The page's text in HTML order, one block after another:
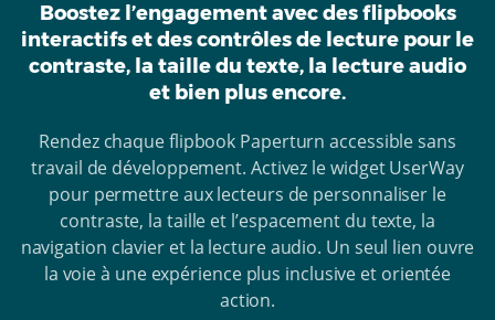
Boostez l’engagement avec des flipbooks
interactifs et des contrôles de lecture pour le
contraste, la taille du texte, la lecture audio
et bien plus encore.
Rendez chaque flipbook Paperturn accessible sans
travail de développement. Activez le widget UserWay
pour permettre aux lecteurs de personnaliser le
contraste, la taille et l’espacement du texte, la
navigation clavier et la lecture audio. Un seul lien ouvre
la voie à une expérience plus inclusive et orientée
action.